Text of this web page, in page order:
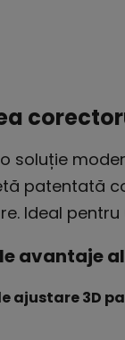
soluție
patentată
Ideal
avantaje
ajustare 3D